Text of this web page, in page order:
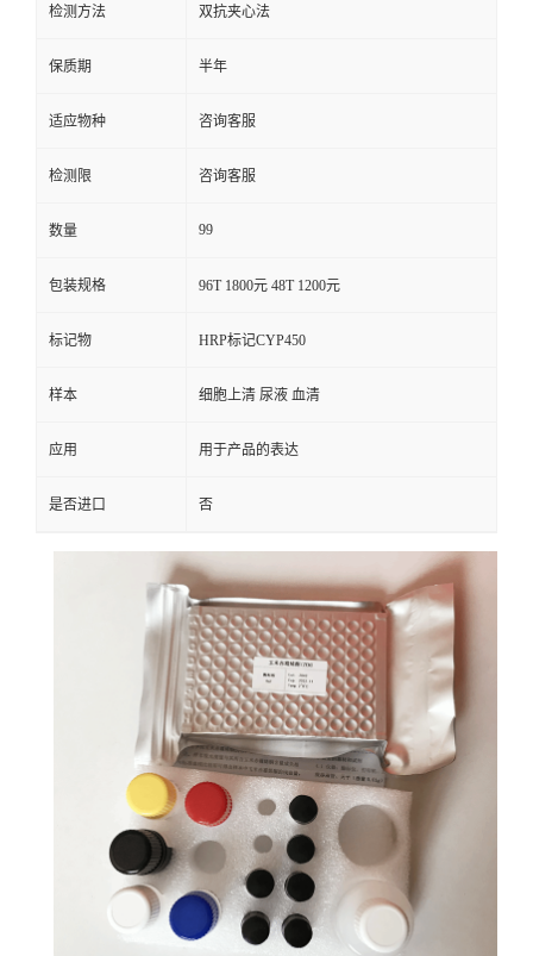
检测方法 双抗夹心法
保质期 半年
适应物种 咨询客服
检测限 咨询客服
数量 99
包装规格 96T 1800元 48T 1200元
标记物 HRP标记CYP450
样本 细胞上清 尿液 血清
应用 用于产品的表达
是否进口 否